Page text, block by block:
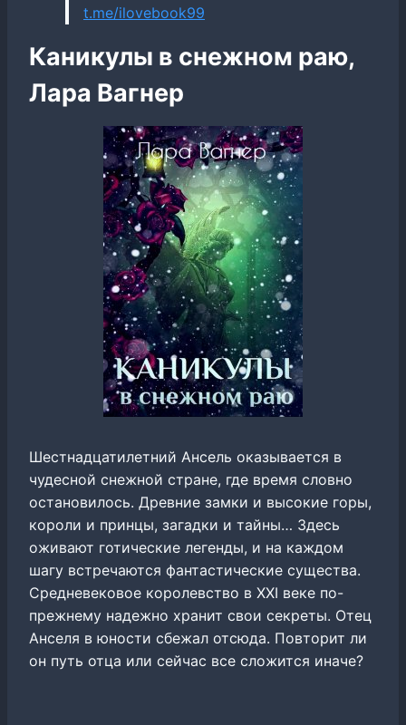
t.me/ilovebook99
Каникулы в снежном раю,
Лара Вагнер
Шестнадцатилетний Ансель оказывается в
чудесной снежной стране, где время словно
остановилось. Древние замки и высокие горы,
короли и принцы, загадки и тайны… Здесь
оживают готические легенды, и на каждом
шагу встречаются фантастические существа.
Средневековое королевство в XXI веке по-
прежнему надежно хранит свои секреты. Отец
Анселя в юности сбежал отсюда. Повторит ли
он путь отца или сейчас все сложится иначе?